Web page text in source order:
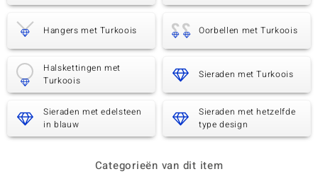
Hangers met Turkoois Oorbellen met Turkoois
Halskettingen met
Turkoois
Sieraden met Turkoois
Sieraden met edelsteen
in blauw
Sieraden met hetzelfde
type design
Categorieën van dit item